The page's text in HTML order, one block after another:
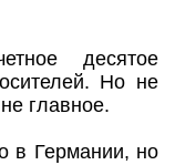
десятое
Но не
главное.
в Германии, но